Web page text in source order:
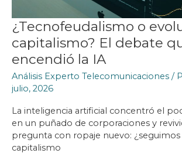
¿Tecnofeudalismo o
capitalismo? El debate
encendió la IA
Análisis Experto Telecomunicaciones /
julio, 2026
La inteligencia artificial concentró el
en un puñado de corporaciones y
pregunta con ropaje nuevo: ¿seguimos
capitalismo